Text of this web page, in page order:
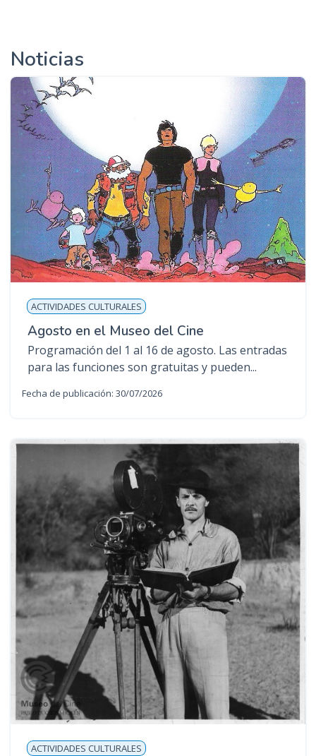
Noticias
ACTIVIDADES CULTURALES
Agosto en el Museo del Cine
Programación del 1 al 16 de agosto. Las entradas
para las funciones son gratuitas y pueden...
Fecha de publicación: 30/07/2026
ACTIVIDADES CULTURALES